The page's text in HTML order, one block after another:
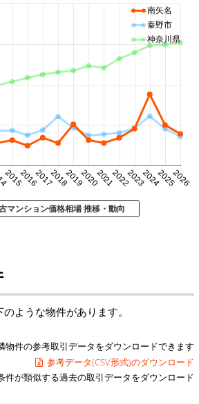
201520162017201820192020202120222023202420252026
南矢名
秦野市
神奈川県
マンション価格相場 推移・動向
ような物件があります。
物件の参考取引データをダウンロードできます
参考データ(CSV形式)のダウンロード
件が類似する過去の取引データをダウンロード